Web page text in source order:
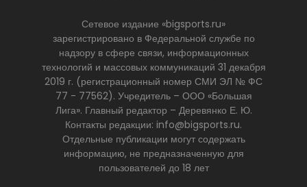
Сетевое издание «bigsports.ru»
зарегистрировано в Федеральной службе по
надзору в сфере связи, информационных
технологий и массовых коммуникаций 31 декабря
2019 г. (регистрационный номер СМИ ЭЛ № ФС
77 - 77562). Учредитель – ООО «Большая
Лига». Главный редактор – Деревянко Е. Ю.
Контакты редакции: info@bigsports.ru.
Отдельные публикации могут содержать
информацию, не предназначенную для
пользователей до 18 лет